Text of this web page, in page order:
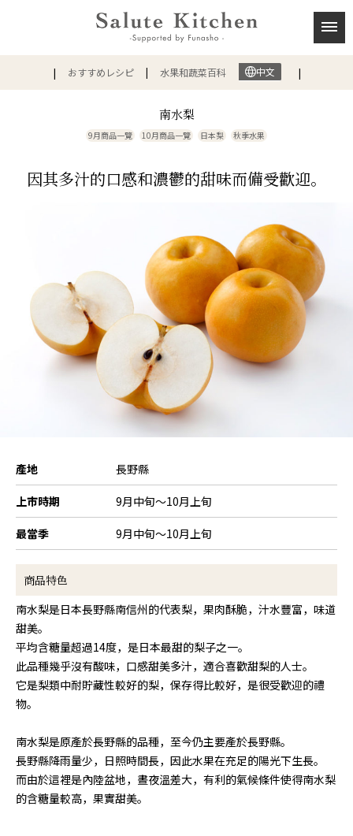
おすすめレシピ 水果和蔬菜百科 中文
南水梨
9月商品一覽 10月商品一覽 日本梨 秋季水果
因其多汁的口感和濃鬱的甜味而備受歡迎。
產地 長野縣
上市時期 9月中旬～10月上旬
最當季 9月中旬～10月上旬
商品特色
南水梨是日本長野縣南信州的代表梨，果肉酥脆，汁水豐富，味道
甜美。
平均含糖量超過14度，是日本最甜的梨子之一。
此品種幾乎沒有酸味，口感甜美多汁，適合喜歡甜梨的人士。
它是梨類中耐貯藏性較好的梨，保存得比較好，是很受歡迎的禮
物。
南水梨是原產於長野縣的品種，至今仍主要產於長野縣。
長野縣降雨量少，日照時間長，因此水果在充足的陽光下生長。
而由於這裡是內陸盆地，晝夜溫差大，有利的氣候條件使得南水梨
的含糖量較高，果實甜美。